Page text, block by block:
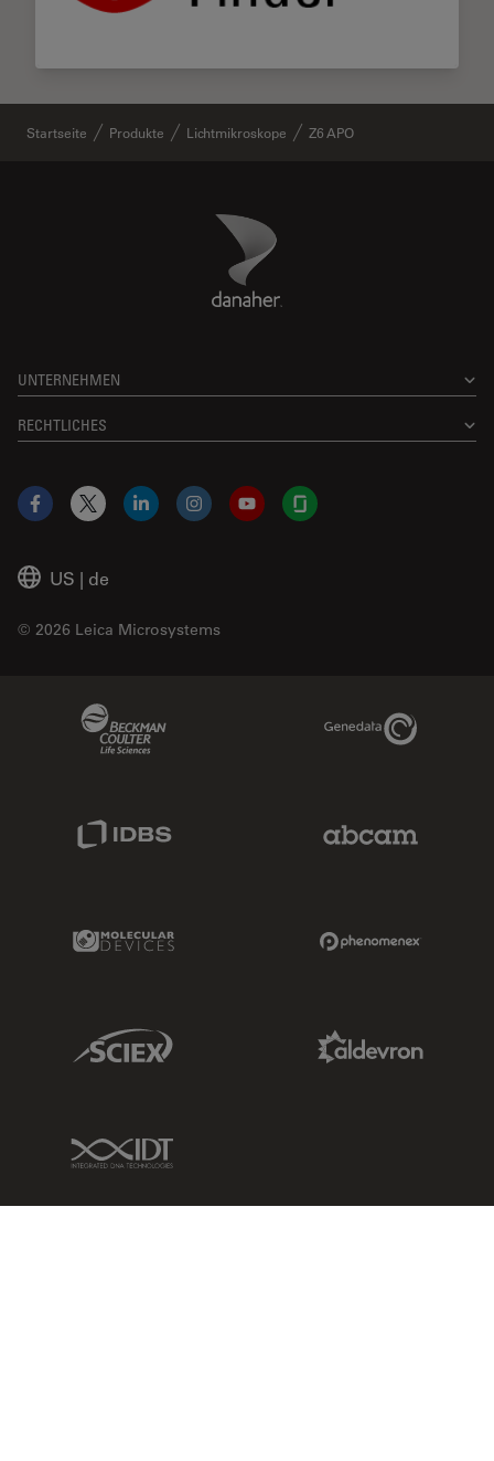
Startseite Produkte Lichtmikroskope Z6 APO
Danaher Logo
UNTERNEHMEN
RECHTLICHES
US | de
© 2026 Leica Microsystems
Facebook
X LinkedInInstagramYouTubeGlassdoor
Genedata Link
Molecular Devices Link
Sciex Link
IDT Link